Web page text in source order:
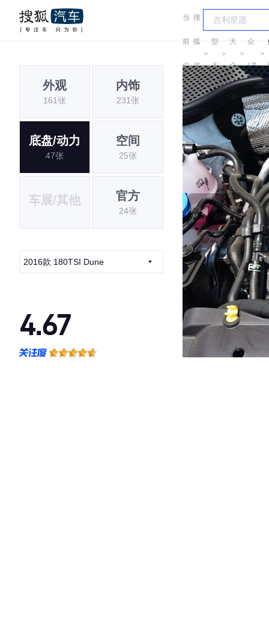
当
前
位
置:
搜
狐
汽
车
＞
车
型
大
全
＞
大
众
＞
众
(进
＞
外观
161张
内饰
231张
底盘/动力
47张
空间
25张
车展/其他 官方
24张
2016款 180TSI Dune
4.67